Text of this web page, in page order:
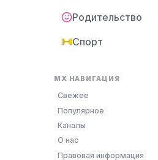
Родительство
Спорт
MX НАВИГАЦИЯ
Свежее
Популярное
Каналы
О нас
Правовая информация